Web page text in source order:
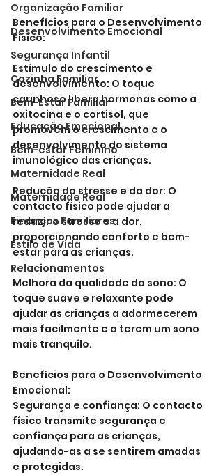
Organização Familiar
Desenvolvimento Emocional
Segurança Infantil
Cozinha Familiar
Bem-Estar Familiar
Educação Emocional
Bem-estar Feminino
Maternidade Real
Maternidade Real
Finanças Familiares
Estilo de Vida
Relacionamentos
Benefícios para o Desenvolvimento
Físico:
Estímulo do crescimento e
desenvolvimento: O toque
carinhoso libera hormonas como a
oxitocina e o cortisol, que
promovem o crescimento e o
desenvolvimento do sistema
imunológico das crianças.
Redução do stresse e da dor: O
contacto físico pode ajudar a
reduzir o stresse e a dor,
proporcionando conforto e bem-
estar para as crianças.
Melhora da qualidade do sono: O
toque suave e relaxante pode
ajudar as crianças a adormecerem
mais facilmente e a terem um sono
mais tranquilo.
Benefícios para o Desenvolvimento
Emocional:
Segurança e confiança: O contacto
físico transmite segurança e
confiança para as crianças,
ajudando-as a se sentirem amadas
e protegidas.